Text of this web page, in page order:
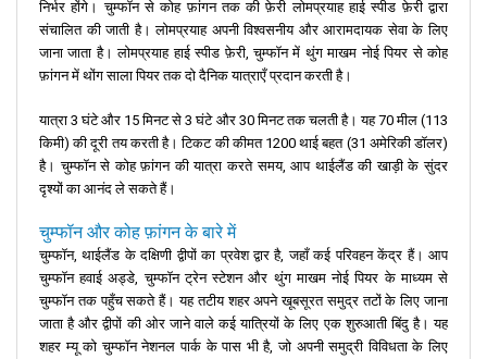
निर्भर होंगे। चुम्फॉन से कोह फ़ांगन तक की फ़ेरी लोमप्रयाह हाई स्पीड फ़ेरी द्वारा
संचालित की जाती है। लोमप्रयाह अपनी विश्वसनीय और आरामदायक सेवा के लिए
जाना जाता है। लोमप्रयाह हाई स्पीड फ़ेरी, चुम्फॉन में थुंग माखम नोई पियर से कोह
फ़ांगन में थोंग साला पियर तक दो दैनिक यात्राएँ प्रदान करती है।
यात्रा 3 घंटे और 15 मिनट से 3 घंटे और 30 मिनट तक चलती है। यह 70 मील (113
किमी) की दूरी तय करती है। टिकट की कीमत 1200 थाई बहत (31 अमेरिकी डॉलर)
है। चुम्फॉन से कोह फ़ांगन की यात्रा करते समय, आप थाईलैंड की खाड़ी के सुंदर
दृश्यों का आनंद ले सकते हैं।
चुम्फॉन और कोह फ़ांगन के बारे में
चुम्फॉन, थाईलैंड के दक्षिणी द्वीपों का प्रवेश द्वार है, जहाँ कई परिवहन केंद्र हैं। आप
चुम्फॉन हवाई अड्डे, चुम्फॉन ट्रेन स्टेशन और थुंग माखम नोई पियर के माध्यम से
चुम्फॉन तक पहुँच सकते हैं। यह तटीय शहर अपने खूबसूरत समुद्र तटों के लिए जाना
जाता है और द्वीपों की ओर जाने वाले कई यात्रियों के लिए एक शुरुआती बिंदु है। यह
शहर म्यू को चुम्फॉन नेशनल पार्क के पास भी है, जो अपनी समुद्री विविधता के लिए